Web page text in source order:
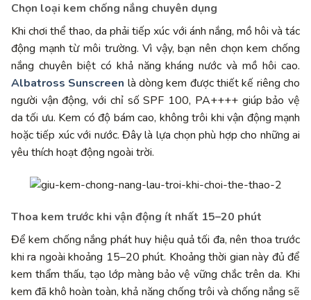
Chọn loại kem chống nắng chuyên dụng
Khi chơi thể thao, da phải tiếp xúc với ánh nắng, mồ hôi và tác
động mạnh từ môi trường. Vì vậy, bạn nên chọn kem chống
nắng chuyên biệt có khả năng kháng nước và mồ hôi cao.
Albatross Sunscreen là dòng kem được thiết kế riêng cho
người vận động, với chỉ số SPF 100, PA++++ giúp bảo vệ
da tối ưu. Kem có độ bám cao, không trôi khi vận động mạnh
hoặc tiếp xúc với nước. Đây là lựa chọn phù hợp cho những ai
yêu thích hoạt động ngoài trời.
Thoa kem trước khi vận động ít nhất 15–20 phút
Để kem chống nắng phát huy hiệu quả tối đa, nên thoa trước
khi ra ngoài khoảng 15–20 phút. Khoảng thời gian này đủ để
kem thẩm thấu, tạo lớp màng bảo vệ vững chắc trên da. Khi
kem đã khô hoàn toàn, khả năng chống trôi và chống nắng sẽ